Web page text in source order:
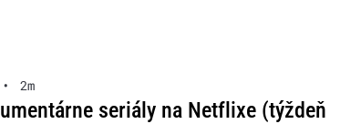
• 2m
seriály na Netflixe (týždeň